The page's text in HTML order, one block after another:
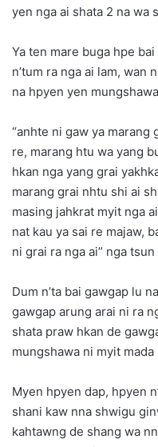
yen nga ai shata 2 na wa
Ya ten mare buga hpe
n’tum ra nga ai lam, wan
na hpyen yen
“anhte ni gaw ya marang
re, marang htu wa yang
hkan nga yang grai
marang grai nhtu shi ai
masing jahkrat myit nga
nat kau ya sai re majaw,
ni grai ra nga ai” nga tsun
Dum n’ta bai gawgap lu
gawgap arung arai ni ra
shata praw hkan de
mungshawa ni myit mada
Myen hpyen dap, hpyen
shani kaw nna shwigu
kahtawng de shang wa